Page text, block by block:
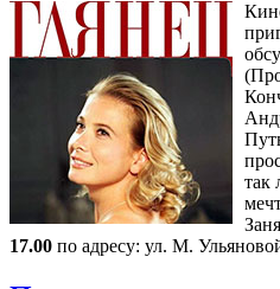
так
17.00 по адресу: ул. М.